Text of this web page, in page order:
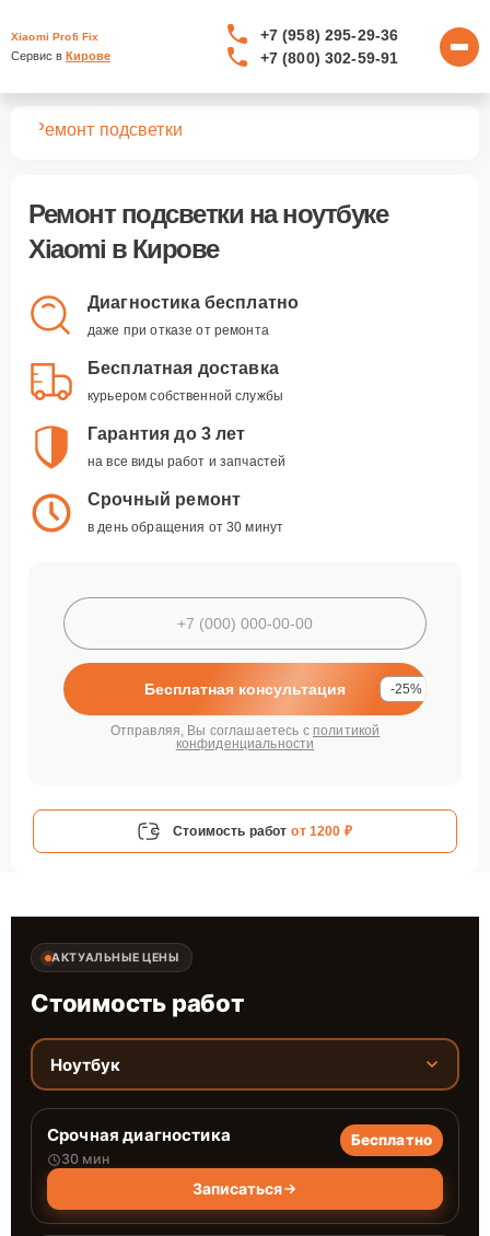
Xiaomi Profi Fix
Сервис в Кирове
+7 (958) 295-29-36
+7 (800) 302-59-91
Ремонт подсветки
Ремонт подсветки на ноутбуке
Xiaomi в Кирове
Диагностика бесплатно
даже при отказе от ремонта
Бесплатная доставка
курьером собственной службы
Гарантия до 3 лет
на все виды работ и запчастей
Срочный ремонт
в день обращения от 30 минут
Бесплатная консультация -25%
Отправляя, Вы соглашаетесь с политикой
конфиденциальности
Стоимость работ от 1200 ₽
АКТУАЛЬНЫЕ ЦЕНЫ
Стоимость работ
Ноутбук
Срочная диагностика
30 мин
Бесплатно
Записаться